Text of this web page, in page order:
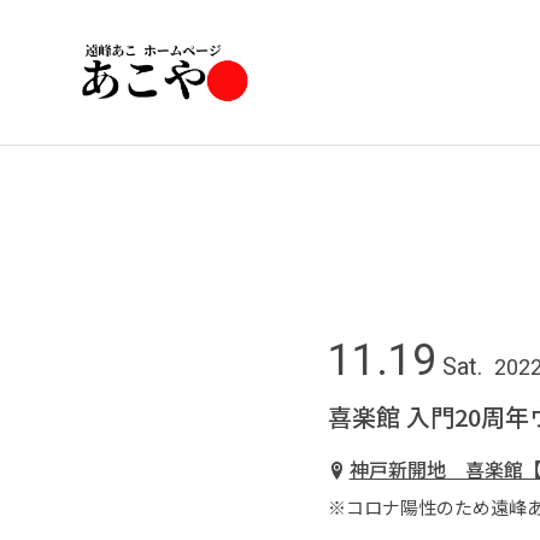
11.19 Sat.
喜楽館 入門20周
神戸新開地 喜楽館
※コロナ陽性のため遠峰